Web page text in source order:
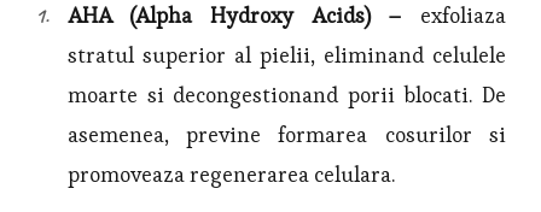
AHA (Alpha Hydroxy Acids) – exfoliaza
stratul superior al pielii, eliminand celulele
moarte si decongestionand porii blocati. De
asemenea, previne formarea cosurilor si
promoveaza regenerarea celulara.